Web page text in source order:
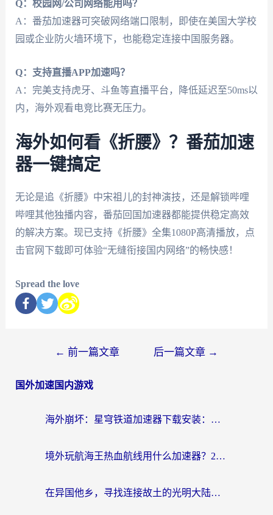
Q：校园网/公司网络能用吗？
A：番茄加速器可突破网络端口限制，即使在美国大学校
园或企业防火墙环境下，也能稳定连接中国服务器。
Q：支持直播APP加速吗？
A：完美支持虎牙、斗鱼等直播平台，降低延迟至50ms以
内，海外观看电竞比赛无压力。
海外如何看《折腰》？番茄加速
器一键搞定
无论是追《折腰》中宋祖儿的封神演技，还是解锁哔哩
哔哩其他独播内容，番茄回国加速器都能提供稳定高效
的解决方案。现已支持《折腰》全集1080P高清播放，点
击官网下载即可体验“无缝衔接国内网络”的畅快感！
Spread the love
← 前一篇文章 后一篇文章 →
国外加速国内游戏
海外崩坏：星穹铁道加速器下载安装：一份给游子的终极网络指南
境外玩航海王热血航线用什么加速器？2026海外玩家实测最优方案（附欧洲问道堡垒前线加速技巧）
在异国他乡，寻找连接故土的光明大陆免费加速器